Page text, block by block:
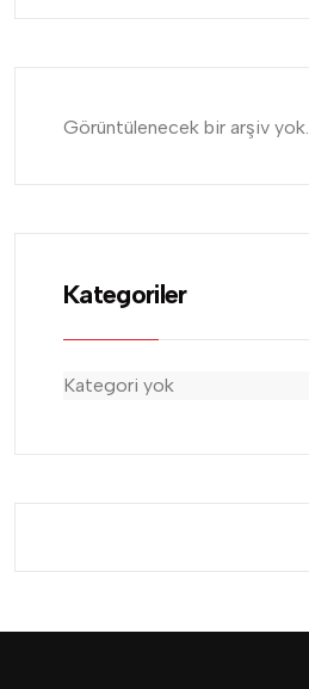
Görüntülenecek bir arşiv yok.
Kategoriler
Kategori yok